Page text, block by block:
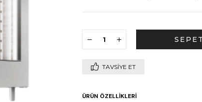
TAVSIYE ET
ÜRÜN ÖZELLIKLERI